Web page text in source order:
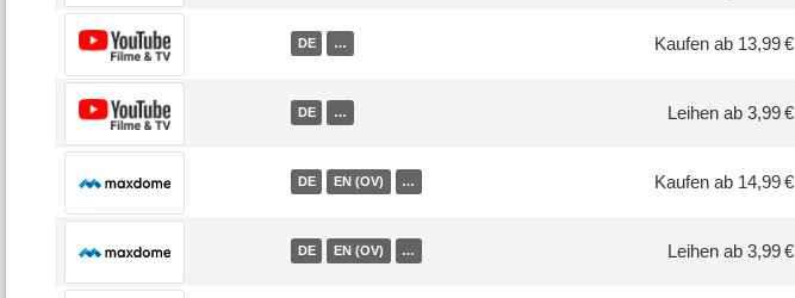
DE … Kaufen ab 13,99 €
DE … Leihen ab 3,99 €
DE EN (OV) … Kaufen ab 14,99 €
DE EN (OV) … Leihen ab 3,99 €